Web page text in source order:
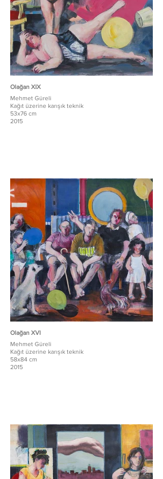
Olağan XIX
Mehmet Güreli
Kağıt üzerine karışık teknik
53x76 cm
2015
Olağan XVI
Mehmet Güreli
Kağıt üzerine karışık teknik
58x84 cm
2015